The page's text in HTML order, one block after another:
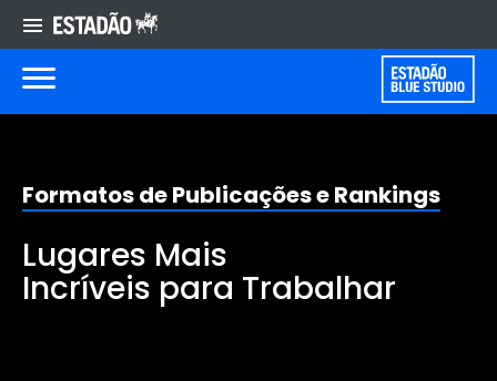
Formatos de Publicações e Rankings
Lugares Mais
Incríveis para Trabalhar